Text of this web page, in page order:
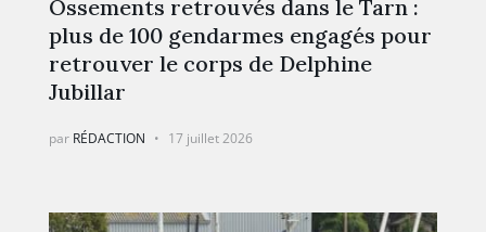
Ossements retrouvés dans le Tarn :
plus de 100 gendarmes engagés pour
retrouver le corps de Delphine
Jubillar
par RÉDACTION 17 juillet 2026